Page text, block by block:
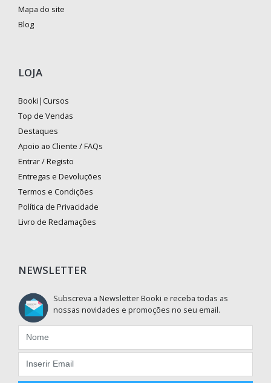
Mapa do site
Blog
LOJA
Booki|Cursos
Top de Vendas
Destaques
Apoio ao Cliente / FAQs
Entrar / Registo
Entregas e Devoluções
Termos e Condições
Política de Privacidade
Livro de Reclamações
NEWSLETTER
Subscreva a Newsletter Booki e receba todas as
nossas novidades e promoções no seu email.